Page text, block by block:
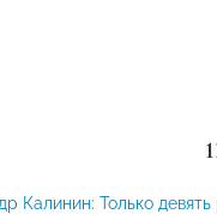
Калинин: Только